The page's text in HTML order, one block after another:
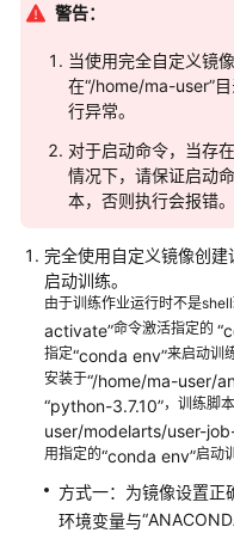
发
模
练
概
准
备
工
作
创
建
练
作
警告：
当使用完全自定义镜
在“/home/ma-user”
行异常。
对于启动命令，当存
情况下，请保证启动
本，否则执行会报错。
完全使用自定义镜像创
启动训练。
由于训练作业运行时不是
activate”命令激活指定的
指定“conda env”来启动训
安装于“/home/ma-user/
“python-3.7.10”，训练脚
user/modelarts/user-
用指定的“conda env”启动
方式一：为镜像设置正
环境变量与